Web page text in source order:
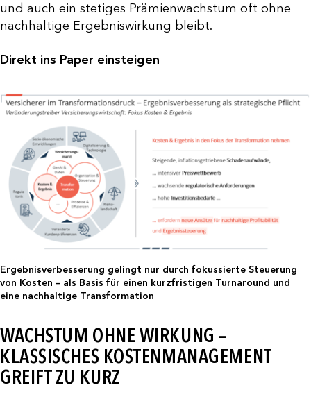
und auch ein stetiges Prämienwachstum oft ohne
nachhaltige Ergebniswirkung bleibt.
Direkt ins Paper einsteigen
Ergebnisverbesserung gelingt nur durch fokussierte Steuerung
von Kosten – als Basis für einen kurzfristigen Turnaround und
eine nachhaltige Transformation
WACHSTUM OHNE WIRKUNG –
KLASSISCHES KOSTENMANAGEMENT
GREIFT ZU KURZ